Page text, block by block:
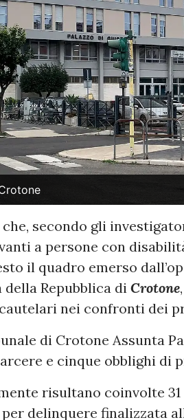
secondo gli
a persone con
il quadro emerso
Repubblica di Crotone
nei confronti dei
di Crotone Assunta
e cinque obblighi di
risultano coinvolte
delinquere finalizzata